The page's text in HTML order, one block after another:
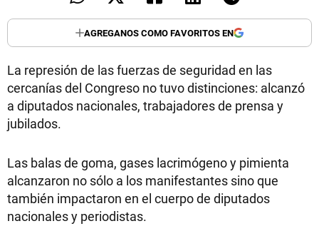
AGREGANOS COMO FAVORITOS EN
La represión de las fuerzas de seguridad en las
cercanías del Congreso no tuvo distinciones: alcanzó
a diputados nacionales, trabajadores de prensa y
jubilados.
Las balas de goma, gases lacrimógeno y pimienta
alcanzaron no sólo a los manifestantes sino que
también impactaron en el cuerpo de diputados
nacionales y periodistas.